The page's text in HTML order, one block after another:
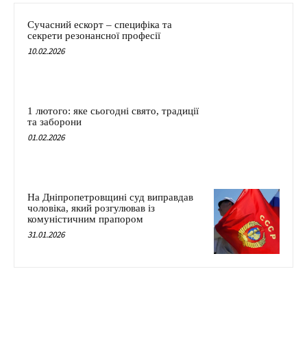
Сучасний ескорт – специфіка та
секрети резонансної професії
10.02.2026
1 лютого: яке сьогодні свято, традиції
та заборони
01.02.2026
На Дніпропетровщині суд виправдав
чоловіка, який розгулював із
комуністичним прапором
31.01.2026